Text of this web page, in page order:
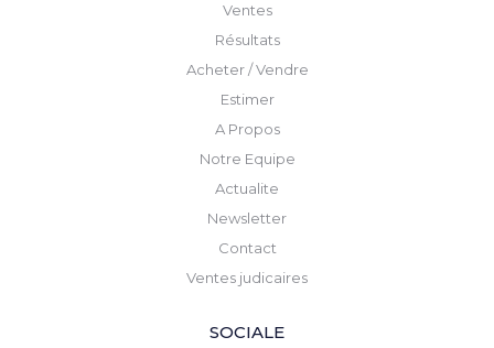
Ventes
Résultats
Acheter / Vendre
Estimer
A Propos
Notre Equipe
Actualite
Newsletter
Contact
Ventes judicaires
SOCIALE